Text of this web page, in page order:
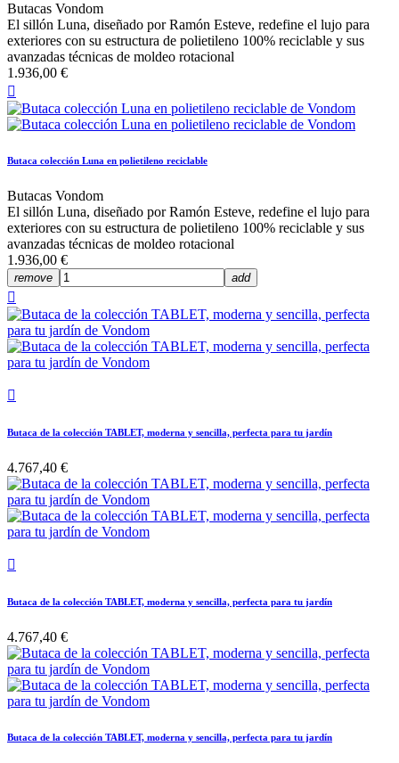
Butacas Vondom
El sillón Luna, diseñado por Ramón Esteve, redefine el lujo para
exteriores con su estructura de polietileno 100% reciclable y sus
avanzadas técnicas de moldeo rotacional
1.936,00 €

Butaca colección Luna en polietileno reciclable
Butacas Vondom
El sillón Luna, diseñado por Ramón Esteve, redefine el lujo para
exteriores con su estructura de polietileno 100% reciclable y sus
avanzadas técnicas de moldeo rotacional
1.936,00 €
remove add


Butaca de la colección TABLET, moderna y sencilla, perfecta para tu jardín
4.767,40 €

Butaca de la colección TABLET, moderna y sencilla, perfecta para tu jardín
4.767,40 €
Butaca de la colección TABLET, moderna y sencilla, perfecta para tu jardín